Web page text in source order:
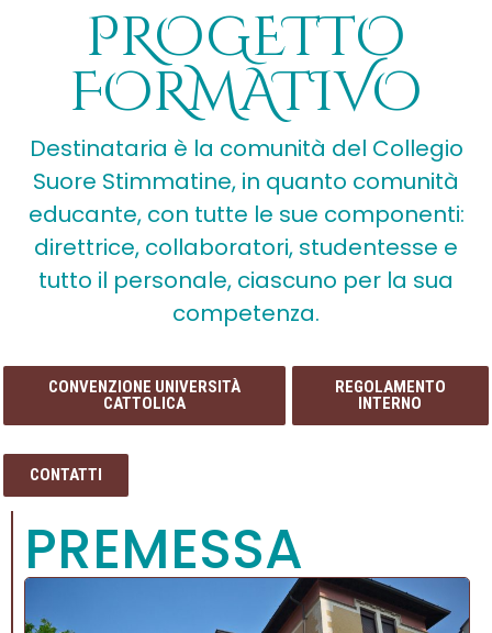
PROGETTO
FORMATIVO
Destinataria è la comunità del Collegio
Suore Stimmatine, in quanto comunità
educante, con tutte le sue componenti:
direttrice, collaboratori, studentesse e
tutto il personale, ciascuno per la sua
competenza.
CONVENZIONE UNIVERSITÀ
CATTOLICA
REGOLAMENTO
INTERNO
CONTATTI
PREMESSA